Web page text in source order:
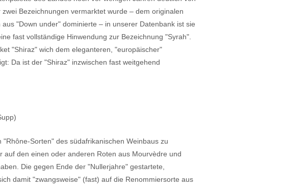
Bezeichnungen vermarktet wurde – dem originalen
"Down under" dominierte – in unserer Datenbank ist sie
fast vollständige Hinwendung zur Bezeichnung "Syrah".
"Shiraz" wich dem eleganteren, "europäischer"
Da ist der "Shiraz" inzwischen fast weitgehend
Sorten" des südafrikanischen Weinbaus zu
den einen oder anderen Roten aus Mourvèdre und
Die gegen Ende der "Nullerjahre" gestartete,
damit "zwangsweise" (fast) auf die Renommiersorte aus